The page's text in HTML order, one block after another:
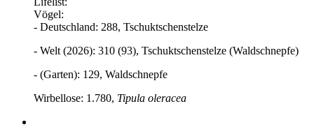
Vögel:
- Deutschland: 288, Tschuktschenstelze
- Welt (2026): 310 (93), Tschuktschenstelze (Waldschnepfe)
- (Garten): 129, Waldschnepfe
Wirbellose: 1.780, Tipula oleracea